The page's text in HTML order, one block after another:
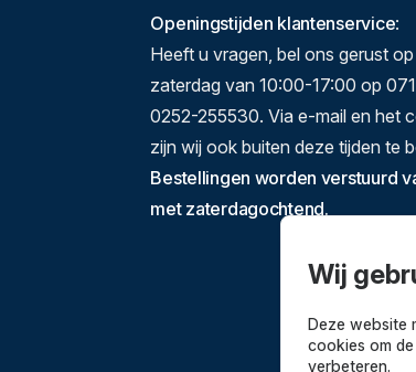
Openingstijden klantenservice:
Heeft u vragen, bel ons gerust
zaterdag van 10:00-17:00 op
0252-255530. Via e-mail en het
zijn wij ook buiten deze tijden te
Bestellingen worden verstuurd
met zaterdagochtend.
Wij
Deze website
cookies om
verbeteren.